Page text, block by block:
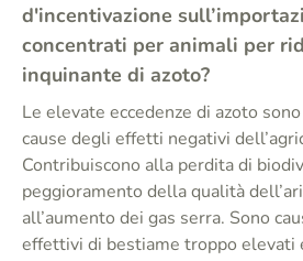
d'incentivazione
concentrati per animali per
inquinante di azoto?
Le elevate eccedenze di azoto
cause degli effetti negativi
Contribuiscono alla perdita di
peggioramento della qualità
all’aumento dei gas serra. Sono
effettivi di bestiame troppo elevati